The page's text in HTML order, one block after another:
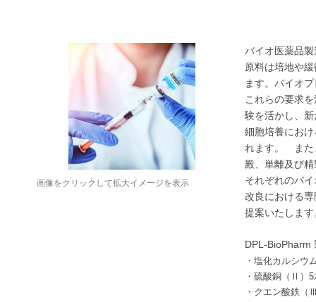
画像をクリックして拡大イメージを表示
バイオ医薬品
原料は培地や
ます。バイオ
これらの要求
験を活かし、
細胞培養にお
れます。 また
殿、単離及び
それぞれのバ
改良における
提案いたします
DPL-BioPharm
・塩化カルシ
・硫酸銅（Ⅱ） 5
・クエン酸鉄（